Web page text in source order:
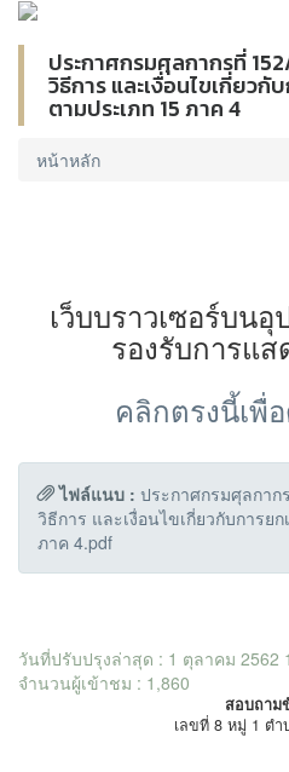
ประกาศกรมศุลกากรที่
วิธีการ และเงื่อนไขเกี่ยวกั
ตามประเภท 15 ภาค 4
หน้าหลัก
เว็บบราวเซอร์บน
รองรับการแ
คลิกตรงนี้เพื่
ไฟล์แนบ : ประกาศกรมศุลกาก
วิธีการ และเงื่อนไขเกี่ยวกับการย
ภาค 4.pdf
วันที่ปรับปรุงล่าสุด : 1 ตุลาคม 2562
จำนวนผู้เข้าชม : 1,860
สอบถาม
เลขที่ 8 หมู่ 1 ตำ